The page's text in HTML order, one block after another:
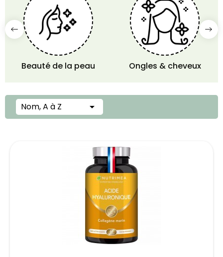
Beauté de la peau Ongles & cheveux
Nom, A à Z 